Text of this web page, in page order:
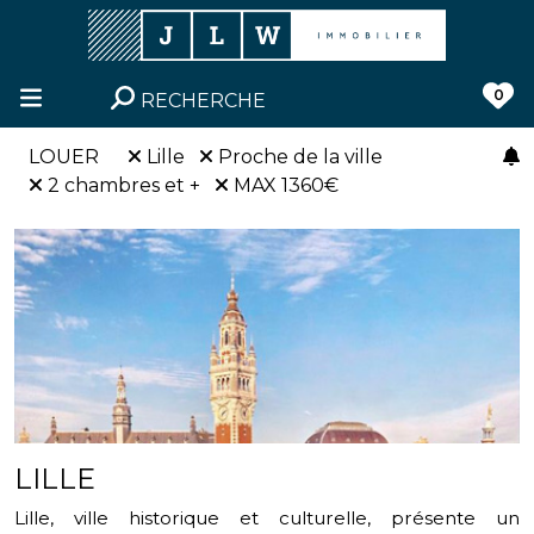
RECHERCHE 0
LOUER Lille
Proche de la ville
2 chambres et +
MAX 1360€
LILLE
Lille, ville historique et culturelle, présente un